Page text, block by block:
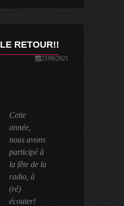
RETOUR!!
22/09/2021
Cette
année,
nous avons
participé à
la fête de la
radio, à
(ré)
écouter!